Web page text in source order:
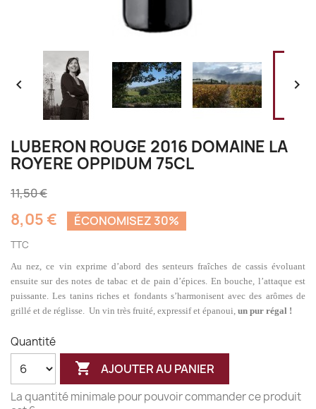
 
LUBERON ROUGE 2016 DOMAINE LA
ROYERE OPPIDUM 75CL
11,50 €
8,05 € ÉCONOMISEZ 30%
TTC
Au nez, ce vin exprime d’abord des senteurs fraîches de cassis évoluant
ensuite sur des notes de tabac et de pain d’épices. En bouche, l’attaque est
puissante. Les tanins riches et fondants s’harmonisent avec des arômes de
grillé et de réglisse. Un vin très fruité, expressif et épanoui, un pur régal !
Quantité
 AJOUTER AU PANIER
La quantité minimale pour pouvoir commander ce produit